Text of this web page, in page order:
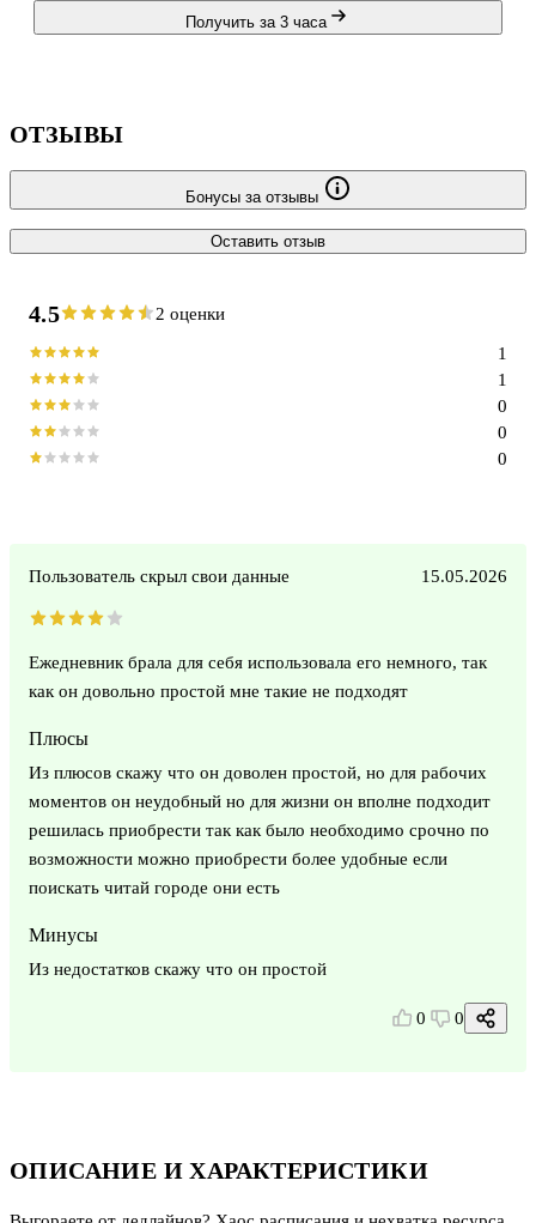
Получить за 3 часа
ОПИСАНИЕ И ХАРАКТЕРИСТИКИ
ОТЗЫВЫ
Бонусы за отзывы
Оставить отзыв
4.5 2 оценки
0
0
0
1
1
Пользователь скрыл свои данные 15.05.2026
Ежедневник брала для себя использовала его немного, так
как он довольно простой мне такие не подходят
Плюсы
Из плюсов скажу что он доволен простой, но для рабочих
моментов он неудобный но для жизни он вполне подходит
решилась приобрести так как было необходимо срочно по
возможности можно приобрести более удобные если
поискать читай городе они есть
Минусы
Из недостатков скажу что он простой
0 0